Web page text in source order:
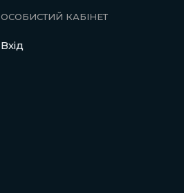
ОСОБИСТИЙ КАБІНЕТ
Вхід